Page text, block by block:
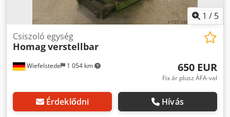
1 / 5
Wiefelstede 1 054 km
Csiszoló egység
Homagverstellbar
650 EUR
Fix ár plusz ÁFA-val
Érdeklődni Hívás